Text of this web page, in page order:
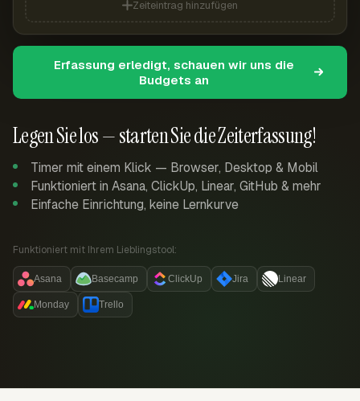
Legen Sie los — starten Sie die Zeiterfassung!
Timer mit einem Klick — Browser, Desktop & Mobil
Funktioniert in Asana, ClickUp, Linear, GitHub & mehr
Einfache Einrichtung, keine Lernkurve
Funktioniert mit Ihrem Lieblingstool:
Asana Basecamp ClickUp Jira Linear
Monday Trello
Zeiteintrag hinzufügen
Erfassung erledigt, schauen wir uns die
Budgets an